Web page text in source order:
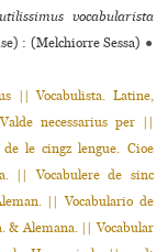
vocabularista
: (Melchiorre Sessa) ●
|| Vocabulista. Latine,
necessarius per ||
le cingz lengue. Cioe
|| Vocabulere de sinc
|| Vocabulario de
& Alemana. || Vocabular